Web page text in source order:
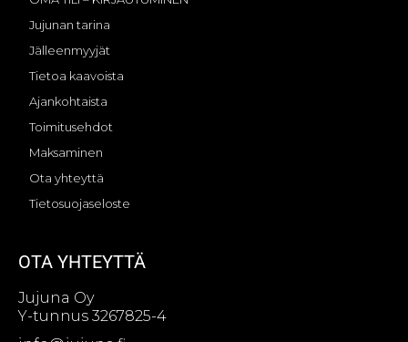
Jujunan tarina
Jälleenmyyjät
Tietoa kaavoista
Ajankohtaista
Toimitusehdot
Maksaminen
Ota yhteyttä
Tietosuojaseloste
OTA YHTEYTTÄ
Jujuna Oy
Y-tunnus 3267825-4